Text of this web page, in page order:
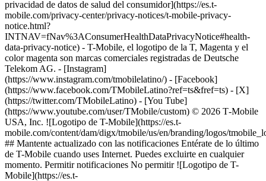
privacidad de datos de salud del consumidor](https://es.t-
mobile.com/privacy-center/privacy-notices/t-mobile-privacy-
notice.html?
INTNAV=fNav%3AConsumerHealthDataPrivacyNotice#health-
data-privacy-notice) - T-Mobile, el logotipo de la T, Magenta y el
color magenta son marcas comerciales registradas de Deutsche
Telekom AG. - [Instagram]
(https://www.instagram.com/tmobilelatino/) - [Facebook]
(https://www.facebook.com/TMobileLatino?ref=ts&fref=ts) - [X]
(https://twitter.com/TMobileLatino) - [You Tube]
(https://www.youtube.com/user/TMobile/custom) © 2026 T‑Mobile
USA, Inc. ![Logotipo de T-Mobile](https://es.t-
mobile.com/content/dam/digx/tmobile/us/en/branding/logos/
## Mantente actualizado con las notificaciones Entérate de lo último
de T-Mobile cuando uses Internet. Puedes excluirte en cualquier
momento. Permitir notificaciones No permitir ![Logotipo de T-
Mobile](https://es.t-